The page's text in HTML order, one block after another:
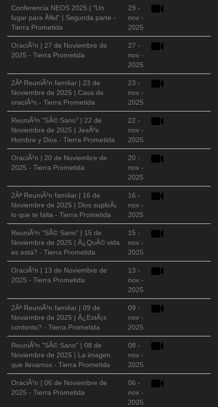
Conferencia NEOS 2025 | "Un
lugar para Ã‰l" | Segunda parte -
Tierra Prometida
29 -
nov -
2025
OraciÃ³n | 27 de Noviembre de
2025 - Tierra Prometida
27 -
nov -
2025
2Âª ReuniÃ³n familiar | 23 de
Noviembre de 2025 | Casa de
oraciÃ³n - Tierra Prometida
23 -
nov -
2025
ReuniÃ³n "SÃ© Sano" | 22 de
Noviembre de 2025 | JesÃºs
Hombre y Dios - Tierra Prometida
22 -
nov -
2025
OraciÃ³n | 20 de Noviembre de
2025 - Tierra Prometida
20 -
nov -
2025
2Âª ReuniÃ³n familiar | 16 de
Noviembre de 2025 | Dios suplirÃ¡
lo que te falta - Tierra Prometida
16 -
nov -
2025
ReuniÃ³n "SÃ© Sano" | 15 de
Noviembre de 2025 | Â¿QuÃ© vida
es esta? - Tierra Prometida
15 -
nov -
2025
OraciÃ³n | 13 de Noviembre de
2025 - Tierra Prometida
13 -
nov -
2025
2Âª ReuniÃ³n familiar | 09 de
Noviembre de 2025 | Â¿EstÃ¡s
contento? - Tierra Prometida
09 -
nov -
2025
ReuniÃ³n "SÃ© Sano" | 08 de
Noviembre de 2025 | La imagen
que llevamos - Tierra Prometida
08 -
nov -
2025
OraciÃ³n | 06 de Noviembre de
2025 - Tierra Prometida
06 -
nov -
2025